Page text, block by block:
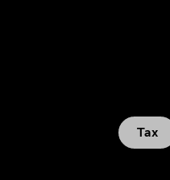
Tax